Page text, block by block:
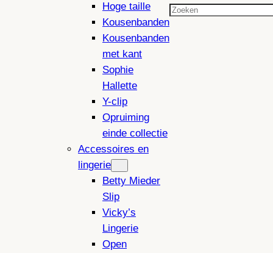
Hoge taille
Kousenbanden
Kousenbanden
met kant
Sophie
Hallette
Y-clip
Opruiming
einde collectie
Accessoires en
lingerie
Betty Mieder
Slip
Vicky’s
Lingerie
Open
Zoeken